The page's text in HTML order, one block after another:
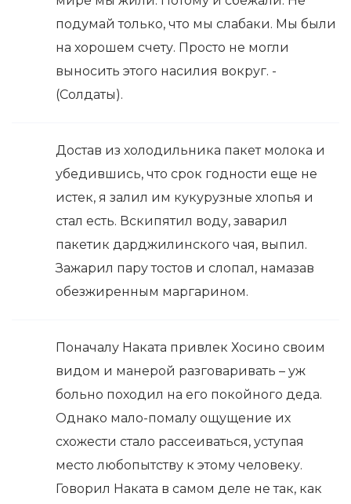
подумай только, что мы слабаки. Мы были
на хорошем счету. Просто не могли
выносить этого насилия вокруг. -
(Солдаты).
Достав из холодильника пакет молока и
убедившись, что срок годности еще не
истек, я залил им кукурузные хлопья и
стал есть. Вскипятил воду, заварил
пакетик дарджилинского чая, выпил.
Зажарил пару тостов и слопал, намазав
обезжиренным маргарином.
Поначалу Наката привлек Хосино своим
видом и манерой разговаривать – уж
больно походил на его покойного деда.
Однако мало-помалу ощущение их
схожести стало рассеиваться, уступая
место любопытству к этому человеку.
Говорил Наката в самом деле не так, как